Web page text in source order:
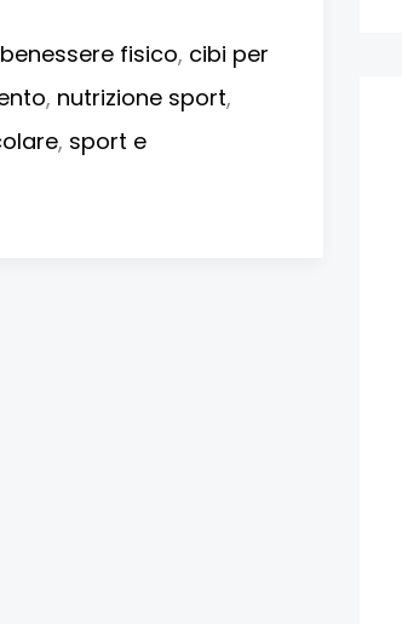
benessere fisico, cibi per
, nutrizione sport,
, sport e